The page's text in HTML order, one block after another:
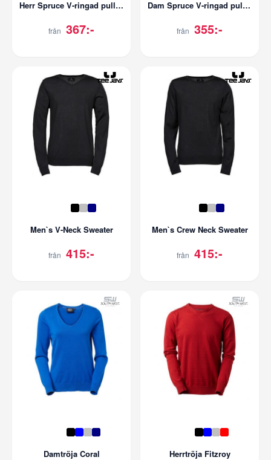
Herr Spruce V-ringad pullover
från 367:-
Dam Spruce V-ringad pullover
från 355:-
Men`s V-Neck Sweater
från 415:-
Men`s Crew Neck Sweater
från 415:-
Damtröja Coral Herrtröja Fitzroy